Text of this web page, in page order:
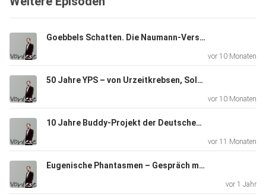
Goebbels Schatten. Die Naumann-Verschwörung. Ein Tatsachenroman.
vor 10 Monaten
50 Jahre YPS – von Urzeitkrebsen, Solarzeppelinen und mexikanischen Springbohnen
vor 10 Monaten
10 Jahre Buddy-Projekt der Deutschen Aidshilfe
vor 11 Monaten
Eugenische Phantasmen – Gespräch mit Dagmar Herzog
vor 1 Jahr